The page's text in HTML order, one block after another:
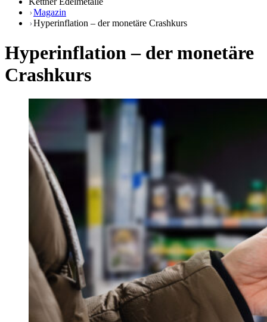
Magazin
Hyperinflation – der monetäre Crashkurs
Hyperinflation – der monetäre
Crashkurs